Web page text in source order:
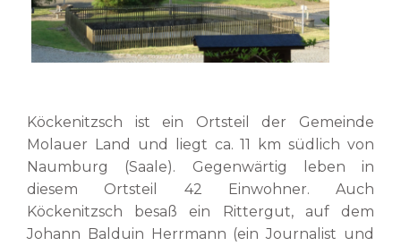
Köckenitzsch ist ein Ortsteil der Gemeinde
Molauer Land und liegt ca. 11 km südlich von
Naumburg (Saale). Gegenwärtig leben in
diesem Ortsteil 42 Einwohner. Auch
Köckenitzsch besaß ein Rittergut, auf dem
Johann Balduin Herrmann (ein Journalist und